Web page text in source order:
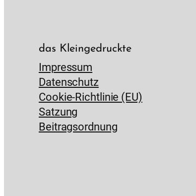
das Kleingedruckte
Impressum
Datenschutz
Cookie-Richtlinie (EU)
Satzung
Beitragsordnung